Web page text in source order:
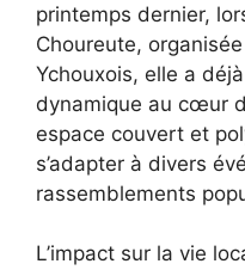
printemps dernier,
Choureute,
Ychouxois, elle a
dynamique au cœur
espace couvert et
s’adapter à divers
rassemblements
L’impact sur la vie